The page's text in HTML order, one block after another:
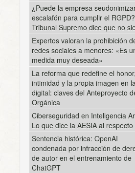
¿Puede la empresa
escalafón para cumplir el
Tribunal Supremo dice que no
Expertos valoran la prohibición
redes sociales a menores: «Es
medida muy deseada»
La reforma que redefine el
intimidad y la propia imagen en
digital: claves del Anteproyecto
Orgánica
Ciberseguridad en Inteligencia
Lo que dice la AESIA al respecto
Sentencia histórica: OpenAI
condenada por infracción de
de autor en el entrenamiento de
ChatGPT